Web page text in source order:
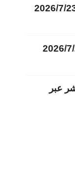
عبر